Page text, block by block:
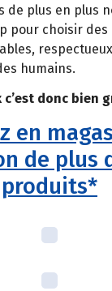
de plus en plus
pour choisir
humains.
donc bien
en
de plus
produits*